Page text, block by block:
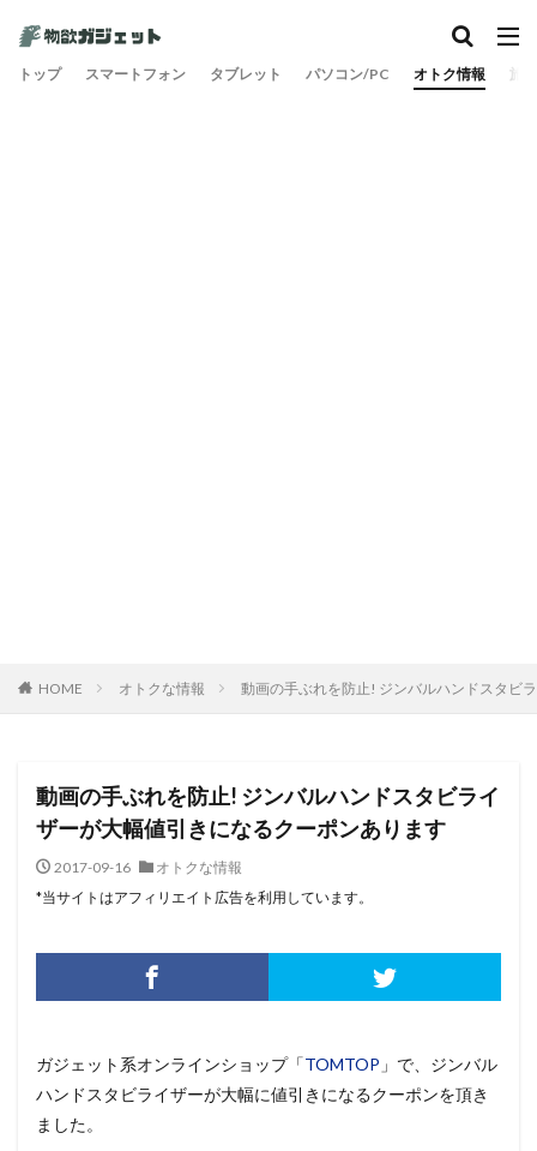
トップ スマートフォン タブレット パソコン/PC オトク情報 旅
HOME オトクな情報 動画の手ぶれを防止! ジンバルハンドスタビ
動画の手ぶれを防止! ジンバルハンドスタビライ
ザーが大幅値引きになるクーポンあります
2017-09-16
オトクな情報
*当サイトはアフィリエイト広告を利用しています。
ガジェット系オンラインショップ「TOMTOP 」で、ジンバル
ハンドスタビライザーが大幅に値引きになるクーポンを頂き
ました。